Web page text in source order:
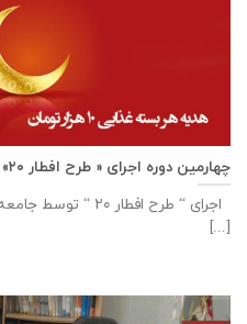
چهارمین دوره اجرای « طرح افطار ۲۰» -ماه رمضان ۱۳۹۷
اجرای “ طرح افطار
[...]